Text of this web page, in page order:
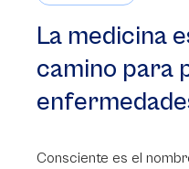
La medicina
camino para
Consciente es el